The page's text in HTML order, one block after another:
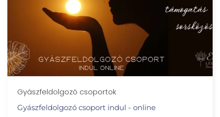
Gyászfeldolgozó csoportok
Gyászfeldolgozó csoport indul - online